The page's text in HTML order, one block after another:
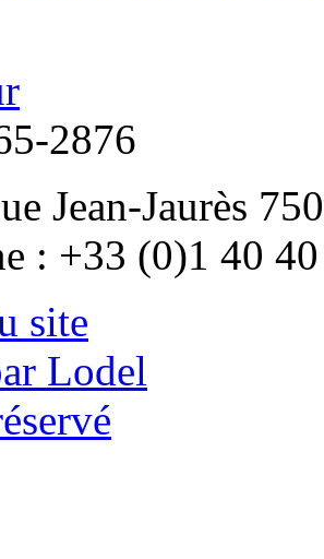
2876
Jean-Jaurès
: +33 (0)1 40
site
Lodel